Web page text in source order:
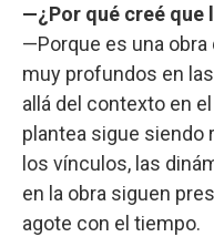
—¿Por qué creé que
—Porque es una
muy profundos en
allá del contexto en
plantea sigue siendo
los vínculos, las
en la obra siguen
agote con el tiempo.